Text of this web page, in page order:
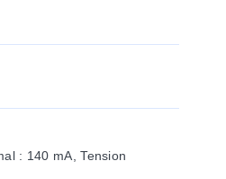
: 140 mA, Tension